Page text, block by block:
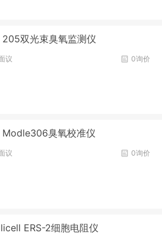
205双光束臭氧监测仪
0询价
议
Modle306臭氧校准仪
0询价
议
ERS-2细胞电阻仪